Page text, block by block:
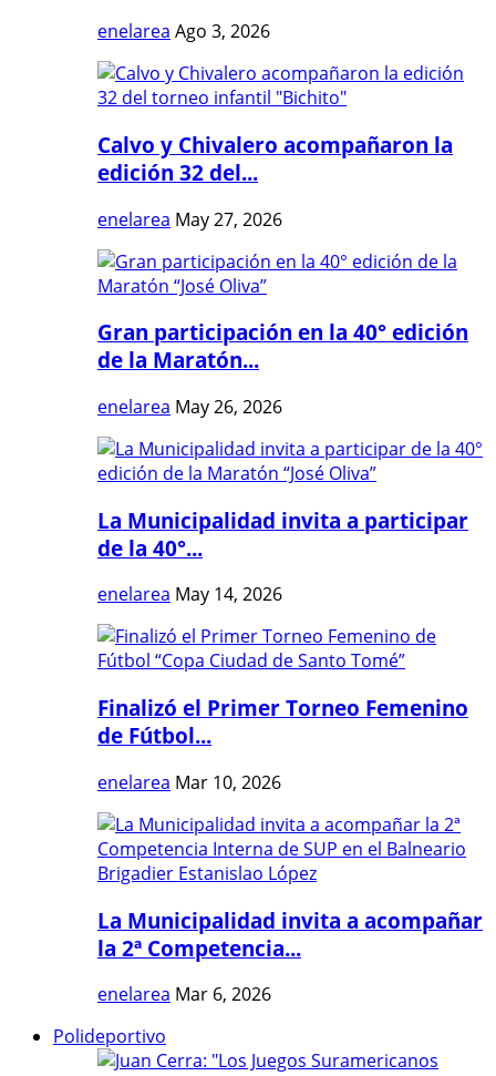
enelarea Ago 3, 2026
Calvo y Chivalero acompañaron la
edición 32 del...
enelarea May 27, 2026
Gran participación en la 40° edición
de la Maratón...
enelarea May 26, 2026
La Municipalidad invita a participar
de la 40°...
enelarea May 14, 2026
Finalizó el Primer Torneo Femenino
de Fútbol...
enelarea Mar 10, 2026
La Municipalidad invita a acompañar
la 2ª Competencia...
enelarea Mar 6, 2026
Polideportivo